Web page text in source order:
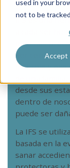
used in your
not to be
Accept
IFS es una
a cada ser
internas
Ser central.
múltiple y
de una
desde sus
dentro de
puede ser
La IFS se
basada en la
sanar